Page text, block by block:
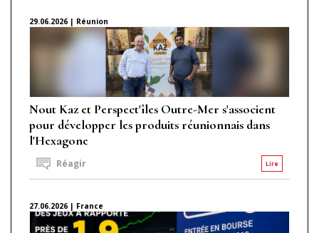
29.06.2026 | Réunion
Nout Kaz et Perspect'îles Outre-Mer s'associent
pour développer les produits réunionnais dans
l'Hexagone
Lire
Réagir
27.06.2026 | France